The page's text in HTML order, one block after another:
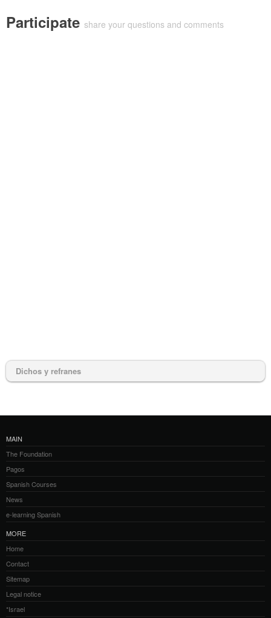
Participate share your questions and comments
Dichos y refranes
MAIN
The Foundation
Pagos
Spanish Courses
News
e-learning Spanish
MORE
Home
Contact
Sitemap
Legal notice
*Israel